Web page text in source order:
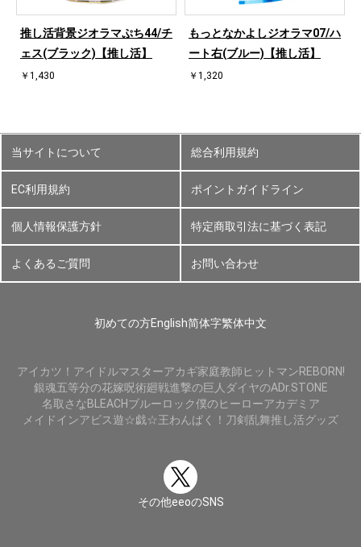
推し活背景ジオラマぷち44/チ
ェス(ブラック)【推し活】
￥1,430
もっとなかよしジオラマ07/ハ
ート右(ブルー)【推し活】
￥1,320
当サイトについて 総合利用規約
EC利用規約 ポイントガイドライン
個人情報保護方針 特定商取引法に基づく表記
よくあるご質問 お問い合わせ
初めての方English简体字繁体中文
アイカツ！ アイドルマスターアカギ家庭教師ヒットマンREBORN!
銀魂五等分の花嫁呪術廻戦進撃の巨人 ダイヤのADr.STONE
名取さなBLEACHブルーロック僕のヒーローアカデミア
メイドインアビス遊☆戯☆王わんぱく！刀剣乱舞推し活グッズ
その他eeoのSNS